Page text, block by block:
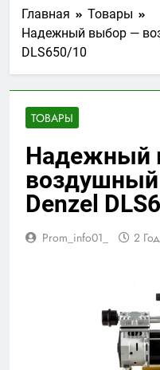
Главная
Товары
Надежный выбор —
DLS650/10
ТОВАРЫ
Надежный
Denzel
Prom_info01_ 2